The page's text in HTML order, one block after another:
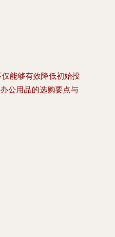
能够有效降低初始投
公用品的选购要点与